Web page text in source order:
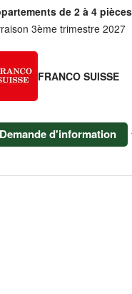
de 2 à 4 pièces
3ème trimestre 2027
FRANCO SUISSE
Demande d'information